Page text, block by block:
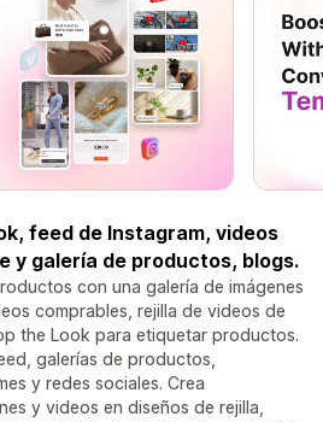
feed de Instagram, videos
y galería de productos, blogs.
con una galería de imágenes
comprables, rejilla de videos de
the Look para etiquetar productos.
galerías de productos,
y redes sociales. Crea
y videos en diseños de rejilla,